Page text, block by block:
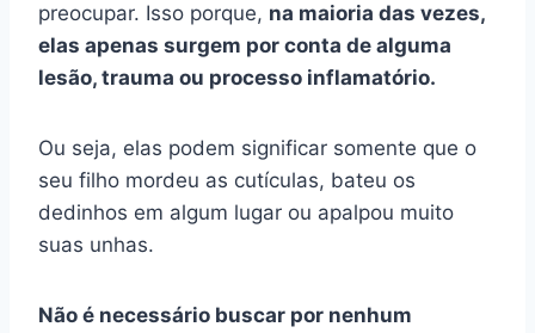
preocupar. Isso porque, na maioria das vezes,
elas apenas surgem por conta de alguma
lesão, trauma ou processo inflamatório.
Ou seja, elas podem significar somente que o
seu filho mordeu as cutículas, bateu os
dedinhos em algum lugar ou apalpou muito
suas unhas.
Não é necessário buscar por nenhum